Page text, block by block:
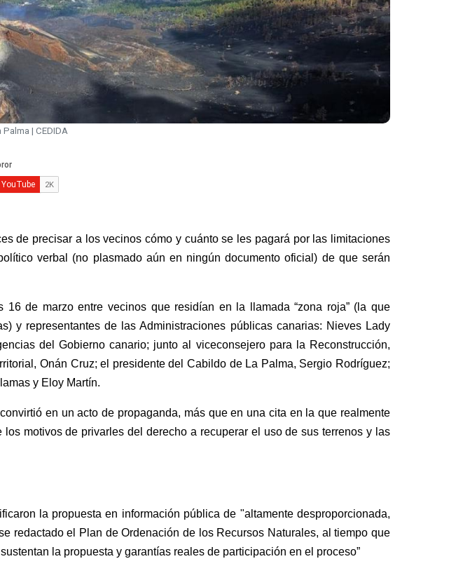
Palma | CEDIDA
de precisar a los vecinos cómo y cuánto se les pagará por las limitaciones
verbal (no plasmado aún en ningún documento oficial) de que serán
16 de marzo entre vecinos que residían en la llamada “zona roja” (la que
y representantes de las Administraciones públ icas canarias: Nieves Lady
del Gobierno canario; junto al
viceconsejero para la Reconstrucción,
Onán Cruz;el presidente del Cabildo de La Palma, Sergio Rodríguez;
y Eloy Martín.
en un acto de propaganda, más que en una cita en la que realmente
motivos de privarles del derecho a recuperar el uso de sus terrenos y las
la propuesta en información pública de "altamente desproporcionada,
redactadoel Plan de Ordenación de los Recursos Naturales, al tiempo que
la propuesta y garantías reales de participación en el proceso”